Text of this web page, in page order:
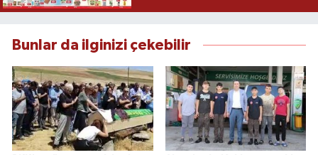
Bunlar da ilginizi çekebilir